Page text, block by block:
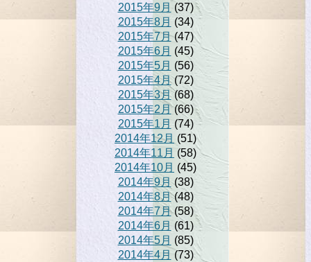
2015年9月 (37)
2015年8月(34)
2015年7月(47)
2015年6月 (45)
2015年5月 (56)
2015年4月(72)
2015年3月(68)
2015年2月(66)
2015年1月(74)
2014年12月 (51)
2014年11月 (58)
2014年10月 (45)
2014年9月 (38)
2014年8月(48)
2014年7月(58)
2014年6月 (61)
2014年5月 (85)
2014年4月 (73)